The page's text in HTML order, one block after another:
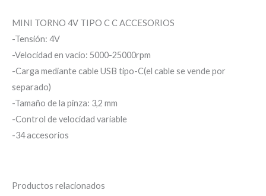
MINI TORNO 4V TIPO C C ACCESORIOS
-Tensión: 4V
-Velocidad en vacío: 5000-25000rpm
-Carga mediante cable USB tipo-C(el cable se vende por
separado)
-Tamaño de la pinza: 3,2 mm
-Control de velocidad variable
-34 accesorios
Productos relacionados